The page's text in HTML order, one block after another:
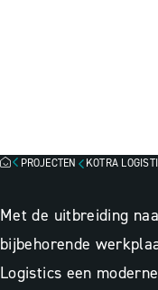
PROJECTEN KOTRA
Met de uitbreiding
bijbehorende
Logistics een